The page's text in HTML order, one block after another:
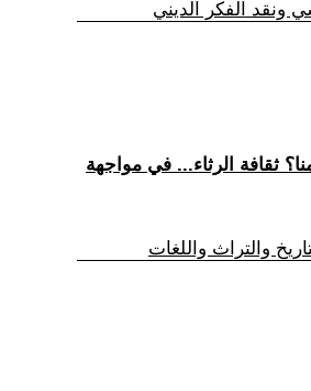
ونقد الفكر الديني
ثقافة الرثاء... في مواجهة
والتراث واللغات